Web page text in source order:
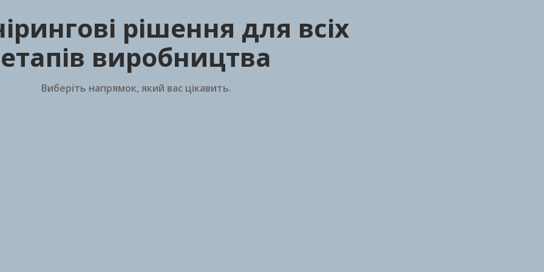
рішення для всіх
етапів виробництва
Виберіть напрямок, який вас цікавить.